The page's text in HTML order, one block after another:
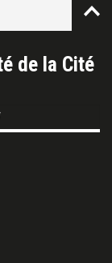
de la Cité